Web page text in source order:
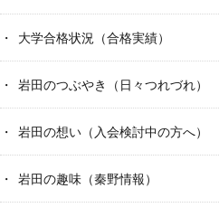
大学合格状況（合格実績）
岩田のつぶやき（日々つれづれ）
岩田の想い（入会検討中の方へ）
岩田の趣味（秦野情報）